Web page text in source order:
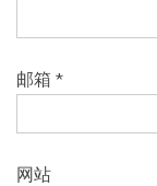
邮箱 *
网站